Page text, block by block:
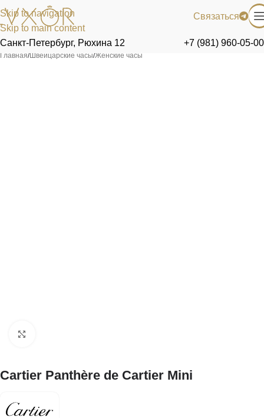
Skip to navigation
Skip to main content
Связаться
Санкт-Петербург, Рюхина 12 +7 (981) 960-05-00
Главная/Швейцарские часы/Женские часы
Cartier Panthère de Cartier Mini